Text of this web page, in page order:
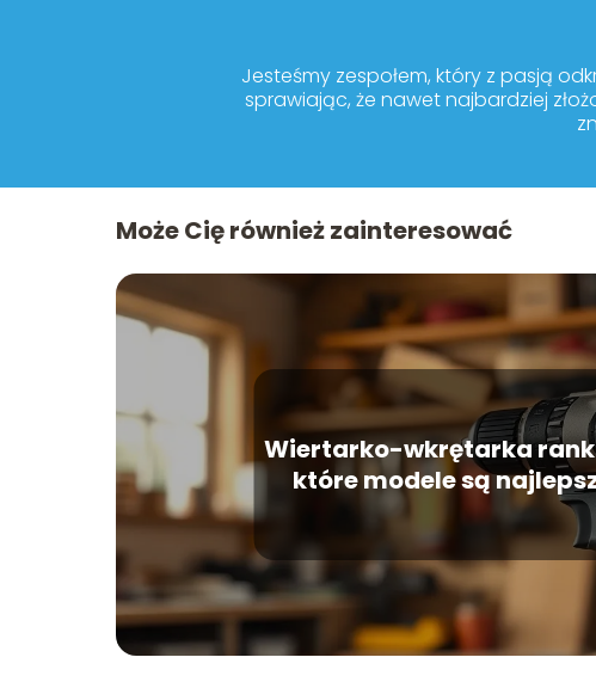
Jesteśmy zespołem, który z pasją
sprawiając, że nawet najbardziej
Może Cię również zainteresować
Wiertarko-wkrętarka
które modele są